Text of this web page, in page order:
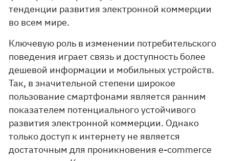
тенденции развития электронной коммерции
во всем мире.
Ключевую роль в изменении потребительского
поведения играет связь и доступность более
дешевой информации и мобильных устройств.
Так, в значительной степени широкое
пользование смартфонами является ранним
показателем потенциального устойчивого
развития электронной коммерции. Однако
только доступ к интернету не является
достаточным для проникновения e-commerce